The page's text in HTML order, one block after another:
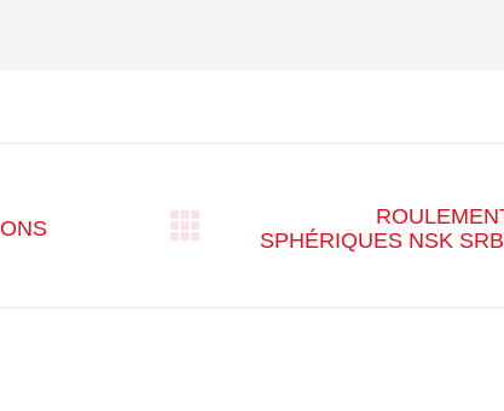
Article
SPHÉRIQUES NSK